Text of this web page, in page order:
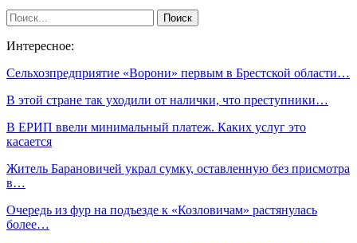
Интересное:
Сельхозпредприятие «Ворони» первым в Брестской области…
В этой стране так уходили от налички, что преступники…
В ЕРИП ввели минимальный платеж. Каких услуг это
касается
Житель Барановичей украл сумку, оставленную без присмотра
в…
Очередь из фур на подъезде к «Козловичам» растянулась
более…